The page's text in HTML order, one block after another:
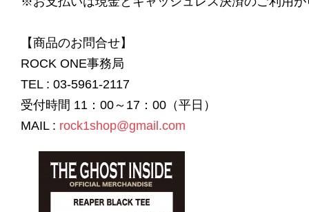
【商品のお問合せ】
ROCK ONE事務局
TEL : 03-5961-2117
受付時間 11：00～17：00（平日）
MAIL : rock1shop@gmail.com